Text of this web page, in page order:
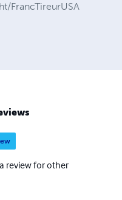
FrancTireurUSA
review for other